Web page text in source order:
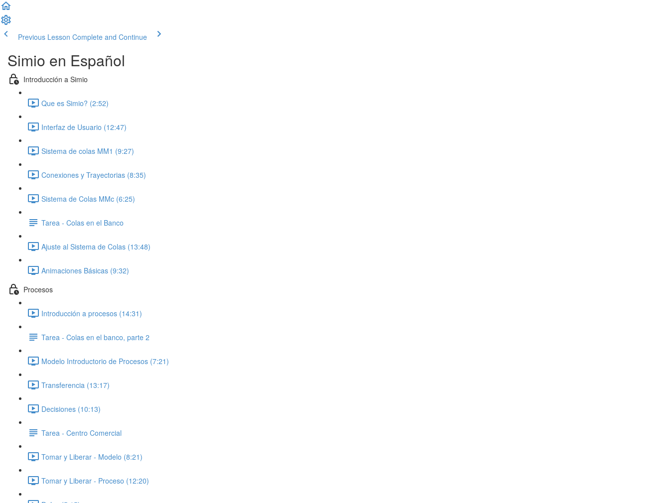
Previous Lesson Complete and Continue
Simio en Español
Introducción a Simio
Que es Simio? (2:52)
Interfaz de Usuario (12:47)
Sistema de colas MM1 (9:27)
Conexiones y Trayectorias (8:35)
Sistema de Colas MMc (6:25)
Tarea - Colas en el Banco
Ajuste al Sistema de Colas (13:48)
Animaciones Básicas (9:32)
Procesos
Introducción a procesos (14:31)
Tarea - Colas en el banco, parte 2
Modelo Introductorio de Procesos (7:21)
Transferencia (13:17)
Decisiones (10:13)
Tarea - Centro Comercial
Tomar y Liberar - Modelo (8:21)
Tomar y Liberar - Proceso (12:20)